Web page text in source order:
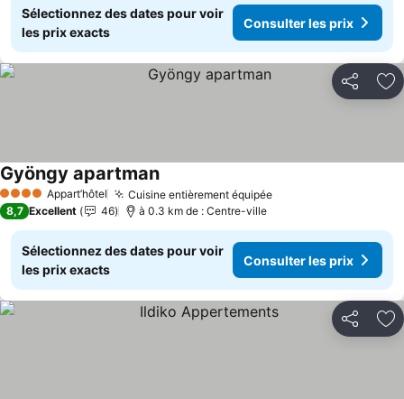
Sélectionnez des dates pour voir
les prix exacts
Consulter les prix
Partager
4 Étoiles Appart’hôtel Cuisine entièrement équipéeConsulter les prix
Gyöngy apartmanConsulter les prix
8,7 Excellent 46 à 0.3 km de : Centre-ville
Sélectionnez des dates pour voir
les prix exacts
Consulter les prix
Partager